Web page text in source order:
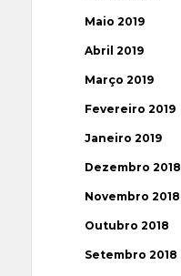
Maio 2019
Abril 2019
Março 2019
Fevereiro 2019
Janeiro 2019
Dezembro 2018
Novembro 2018
Outubro 2018
Setembro 2018